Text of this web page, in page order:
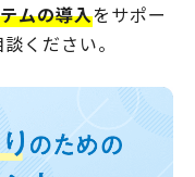
ムの導入をサポー
ください。